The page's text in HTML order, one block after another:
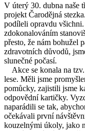
V úterý 30. dubna naše
projekt Čarodějná
podíleli opravdu
zdokonalováním
přesto, že nám bohužel
zdravotních důvodů,
slunečné počasí.
Akce se konala na
lese. Měli jsme
pomůcky, zajistili jsme
odpovědní kartičky.
naparádili se tak,
očekávali první
kouzelnými úkoly, jako